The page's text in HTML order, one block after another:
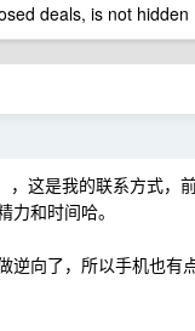
deals, is not hidden
这是我的联系方式，
和时间哈。
向了，所以手机也有点